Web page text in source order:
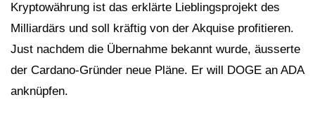
Kryptowährung ist das erklärte Lieblingsprojekt des
Milliardärs und soll kräftig von der Akquise profitieren.
Just nachdem die Übernahme bekannt wurde, äusserte
der Cardano-Gründer neue Pläne. Er will DOGE an ADA
anknüpfen.